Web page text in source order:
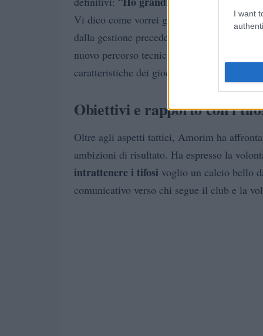
I want
Vi dico come vorrei giocare io”. Con
dalla gestione precedente, senza però
nuovo percorso tecnico e sulla necessità di
caratteristiche dei giocatori a disposizione.
Obiettivi e rapporto con i
Oltre agli aspetti tattici, Amorim ha
ambizioni di risultato. Ha espresso la
intrattenere i tifosi voglio un calcio bello
comunicativo verso chi segue il club e la